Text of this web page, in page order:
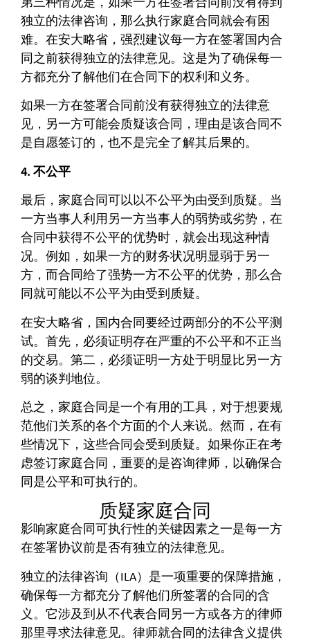
质疑家庭合同
第三种情况是，如果一方在签署合同前没有得到
独立的法律咨询，那么执行家庭合同就会有困
难。在安大略省，强烈建议每一方在签署国内合
同之前获得独立的法律意见。这是为了确保每一
方都充分了解他们在合同下的权利和义务。
如果一方在签署合同前没有获得独立的法律意
见，另一方可能会质疑该合同，理由是该合同不
是自愿签订的，也不是完全了解其后果的。
4. 不公平
最后，家庭合同可以以不公平为由受到质疑。当
一方当事人利用另一方当事人的弱势或劣势，在
合同中获得不公平的优势时，就会出现这种情
况。例如，如果一方的财务状况明显弱于另一
方，而合同给了强势一方不公平的优势，那么合
同就可能以不公平为由受到质疑。
在安大略省，国内合同要经过两部分的不公平测
试。首先，必须证明存在严重的不公平和不正当
的交易。第二，必须证明一方处于明显比另一方
弱的谈判地位。
总之，家庭合同是一个有用的工具，对于想要规
范他们关系的各个方面的个人来说。然而，在有
些情况下，这些合同会受到质疑。如果你正在考
虑签订家庭合同，重要的是咨询律师，以确保合
同是公平和可执行的。
影响家庭合同可执行性的关键因素之一是每一方
在签署协议前是否有独立的法律意见。
独立的法律咨询（ILA）是一项重要的保障措施，
确保每一方都充分了解他们所签署的合同的含
义。它涉及到从不代表合同另一方或各方的律师
那里寻求法律意见。律师就合同的法律含义提供